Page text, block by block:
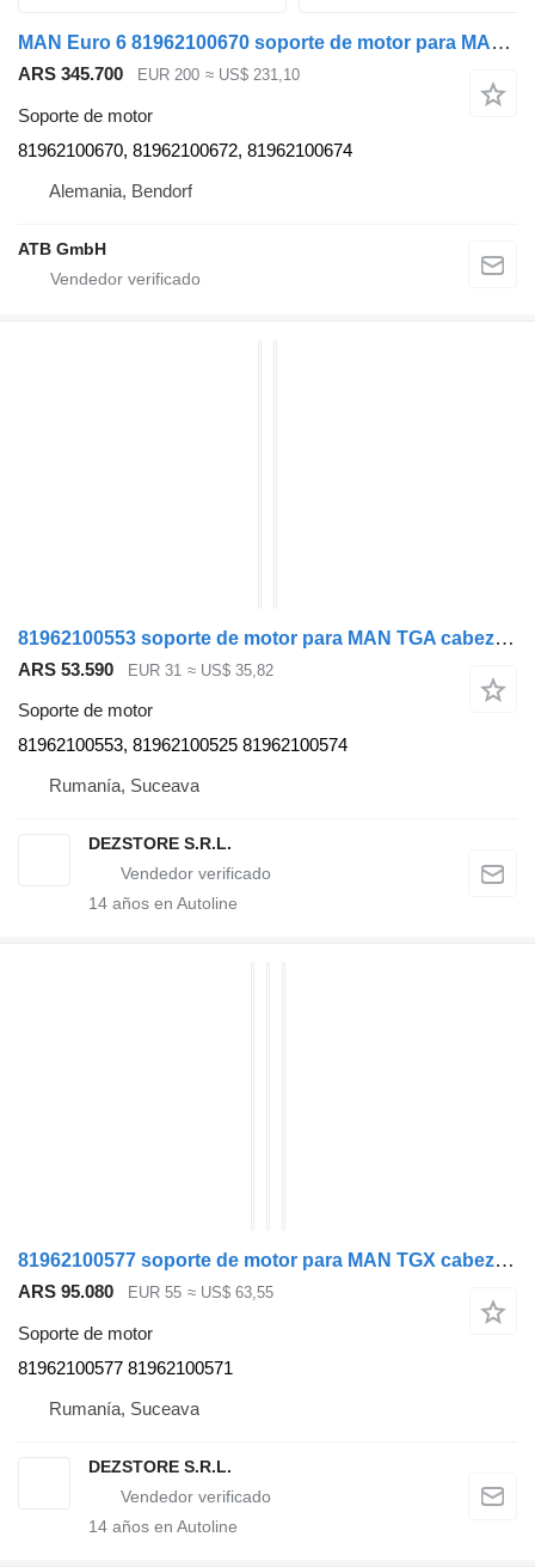
MAN Euro 6 81962100670 soporte de motor para MAN TGX cabeza tractora
ARS 345.700 EUR 200 ≈ US$ 231,10
Soporte de motor
81962100670, 81962100672, 81962100674
Alemania, Bendorf
ATB GmbH
81962100553 soporte de motor para MAN TGA cabeza tractora
ARS 53.590 EUR 31 ≈ US$ 35,82
Soporte de motor
81962100553, 81962100525 81962100574
Rumanía, Suceava
DEZSTORE S.R.L.
14 años en Autoline
81962100577 soporte de motor para MAN TGX cabeza tractora
ARS 95.080 EUR 55 ≈ US$ 63,55
Soporte de motor
81962100577 81962100571
Rumanía, Suceava
DEZSTORE S.R.L.
14 años en Autoline